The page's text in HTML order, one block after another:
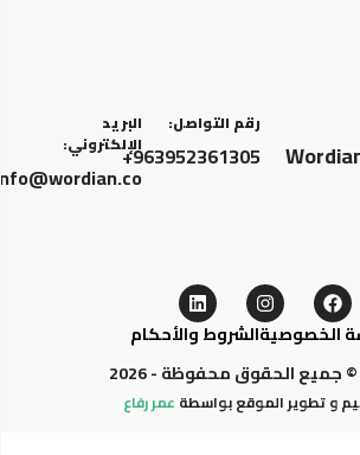
رقم التواصل:
963952361305+
البريد
الإلكتروني:
info@wordian.co
الخصوصيةالشروط والأحكام
جميع الحقوق محفوظة - 2026
و تطوير الموقع بواسطة عمر رفاع